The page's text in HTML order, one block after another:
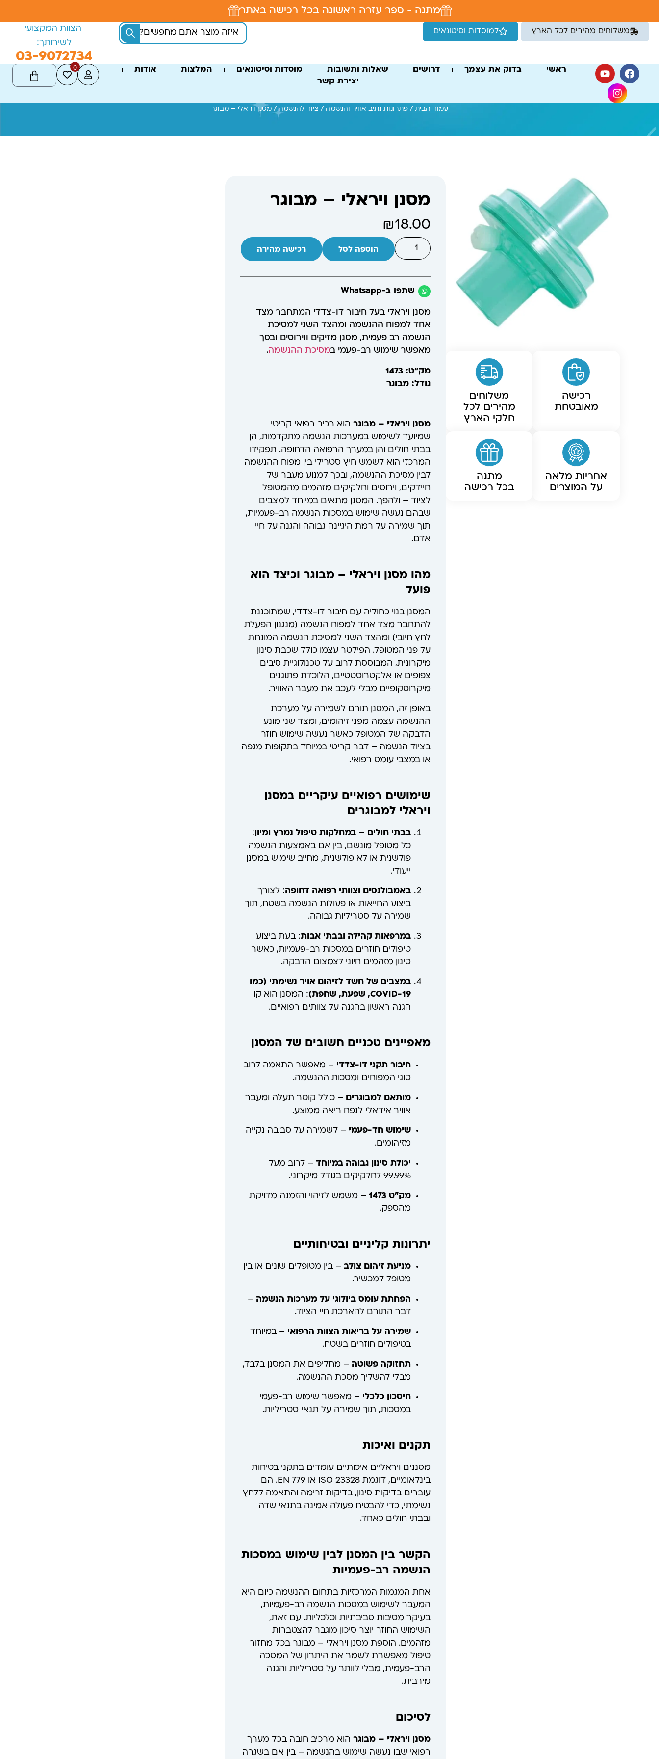
מתנה - ספר עזרה ראשונה בכל רכישה באתר
משלוחים מהירים לכל הארץ למוסדות וסיטונאים
הצוות המקצועי
לשירותך:
03-9072734
ראשי בדוק את עצמך דרושים שאלות ותשובות מוסדות וסיטונאים המלצות
אודות
יצירת קשר
0
עמוד הבית / פתרונות נתיב אוויר והנשמה / ציוד להנשמה/ מסנן ויראלי – מבוגר
רכישה
מאובטחת
משלוחים
מהירים לכל
חלקי הארץ
אחריות מלאה
על המוצרים
מתנה
בכל רכישה
מסנן ויראלי – מבוגר
₪18.00
הוספה לסל רכישה מהירה
שתפו ב-Whatsapp
מסנן ויראלי בעל חיבור דו-צדדי המתחבר מצד
אחד למפוח ההנשמה ומהצד השני למסיכת
הנשמה רב פעמית, מסנן מזיקים ווירוסים ובסך
מאפשר שימוש רב-פעמי במסיכת ההנשמה.
מק"ט: 1473
גודל: מבוגר
מסנן ויראלי – מבוגר הוא רכיב רפואי קריטי
שמיועד לשימוש במערכות הנשמה מתקדמות, הן
בבתי חולים והן במערך הרפואה הדחופה. תפקידו
המרכזי הוא לשמש חיץ סטרילי בין מפוח ההנשמה
לבין מסיכת ההנשמה, ובכך למנוע מעבר של
חיידקים, וירוסים וחלקיקים מזהמים מהמטופל
לציוד – ולהפך. המסנן מתאים במיוחד למצבים
שבהם נעשה שימוש במסכות הנשמה רב-פעמיות,
תוך שמירה על רמת היגיינה גבוהה והגנה על חיי
אדם.
מהו מסנן ויראלי – מבוגר וכיצד הוא
פועל
המסנן בנוי כחוליה עם חיבור דו-צדדי, שמתוכננת
להתחבר מצד אחד למפוח הנשמה (מנגנון הפעלת
לחץ חיובי) ומהצד השני למסיכת הנשמה המונחת
על פני המטופל. הפילטר עצמו כולל שכבת סינון
מיקרונית, המבוססת לרוב על טכנולוגיית סיבים
צפופים או אלקטרוסטטיים, הלוכדת פתוגנים
מיקרוסקופיים מבלי לעכב את מעבר האוויר.
באופן זה, המסנן תורם לשמירה על מערכת
ההנשמה עצמה מפני זיהומים, ומצד שני מונע
הדבקה של המטופל כאשר נעשה שימוש חוזר
בציוד הנשמה – דבר קריטי במיוחד בתקופות מגפה
או במצבי עומס רפואי.
שימושים רפואיים עיקריים במסנן
ויראלי למבוגרים
בבתי חולים – במחלקות טיפול נמרץ ומיון :
כל מטופל מונשם, בין אם באמצעות הנשמה
פולשנית או לא פולשנית, מחייב שימוש במסנן
ייעודי.
באמבולנסים וצוותי רפואה דחופה: לצורך
ביצוע החייאות או פעולות הנשמה בשטח, תוך
שמירה על סטריליות גבוהה.
במרפאות קהילה ובבתי אבות: בעת ביצוע
טיפולים חוזרים במסכות רב-פעמיות, כאשר
סינון מזהמים חיוני לצמצום הדבקה.
במצבים של חשד לזיהום אויר נשימתי (כמו
COVID-19, שפעת, שחפת)
: המסנן הוא קו
הגנה ראשון בהגנה על צוותים רפואיים.
מאפיינים טכניים חשובים של המסנן
חיבור תקני דו-צדדי – מאפשר התאמה לרוב
סוגי המפוחים ומסכות ההנשמה.
מותאם למבוגרים – כולל קוטר תעלה ומעבר
אוויר אידאלי לנפח ריאה ממוצע.
שימוש חד-פעמי – לשמירה על סביבה נקייה
מזיהומים.
יכולת סינון גבוהה במיוחד – לרוב מעל
99.99% לחלקיקים בגודל מיקרוני.
מק"ט 1473
– משמש לזיהוי והזמנה מדויקת
מהספק.
יתרונות קליניים ובטיחותיים
מניעת זיהום צולב – בין מטופלים שונים או בין
מטופל למכשיר.
הפחתת עומס ביולוגי על מערכות הנשמה –
דבר התורם להארכת חיי הציוד.
שמירה על בריאות הצוות הרפואי – במיוחד
בטיפולים חוזרים בשטח.
תחזוקה פשוטה – מחליפים את המסנן בלבד,
מבלי להשליך מסכת ההנשמה.
חיסכון כלכלי – מאפשר שימוש רב-פעמי
במסכות, תוך שמירה על תנאי סטריליות.
תקנים ואיכות
מסננים ויראליים איכותיים עומדים בתקני בטיחות
בינלאומיים, דוגמת ISO 23328 או EN 779. הם
עוברים בדיקות סינון, בדיקות זרימה והתאמה ללחץ
נשימתי, כדי להבטיח פעולה אמינה בתנאי שדה
ובבתי חולים כאחד.
הקשר בין המסנן לבין שימוש במסכות
הנשמה רב-פעמיות
אחת המגמות המרכזיות בתחום ההנשמה כיום היא
המעבר לשימוש במסכות הנשמה רב-פעמיות,
בעיקר מסיבות סביבתיות וכלכליות. עם זאת,
השימוש החוזר יוצר סיכון מוגבר להצטברות
מזהמים. הוספת מסנן ויראלי – מבוגר בכל מחזור
טיפול מאפשרת לשמר את היתרון של המסכה
הרב-פעמית, מבלי לוותר על סטריליות והגנה
מירבית.
לסיכום
מסנן ויראלי – מבוגר הוא מרכיב חובה בכל מערך
רפואי שבו נעשה שימוש בהנשמה – בין אם בשגרה